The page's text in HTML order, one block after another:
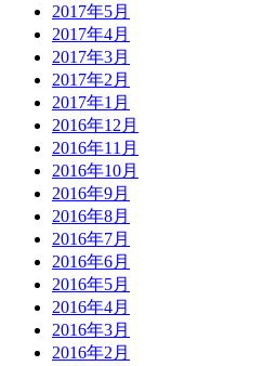
2017年5月
2017年4月
2017年3月
2017年2月
2017年1月
2016年12月
2016年11月
2016年10月
2016年9月
2016年8月
2016年7月
2016年6月
2016年5月
2016年4月
2016年3月
2016年2月